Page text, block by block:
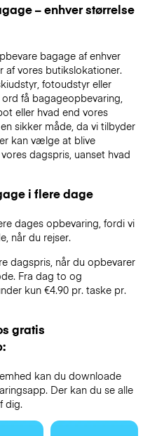
– enhver størrelse
bagage af enhver
af vores butikslokationer.
fotoudstyr eller
få bagageopbevaring,
eller hvad end vores
sikker måde, da vi tilbyder
kan vælge at blive
dagspris, uanset hvad
i flere dage
dages opbevaring, fordi vi
når du rejser.
dagspris, når du opbevarer
Fra dag to og
kun €4.90 pr. taske pr.
gratis
kan du downloade
Der kan du se alle
dig.